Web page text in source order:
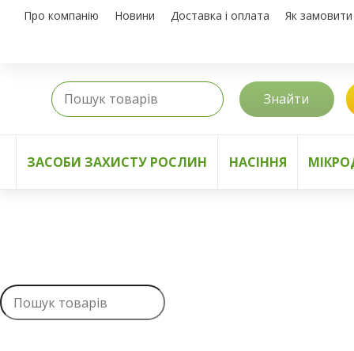
Про компанію Новини Доставка і оплата Як замовити
Знайти
ЗАСОБИ ЗАХИСТУ РОСЛИН НАСІННЯ